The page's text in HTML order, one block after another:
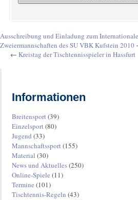
Ausschreibung und Einladung zum
Zweiermannschaften des SU VBK Kufstein 2010
← Kreistag der Tischtennisspieler in Hassfurt
Informationen
Breitensport(39)
Einzelsport(80)
Jugend (33)
Mannschaftssport(155)
Material (30)
News und Aktuelles(250)
Online-Spiele (11)
Termine (101)
Tischtennis-Regeln (43)